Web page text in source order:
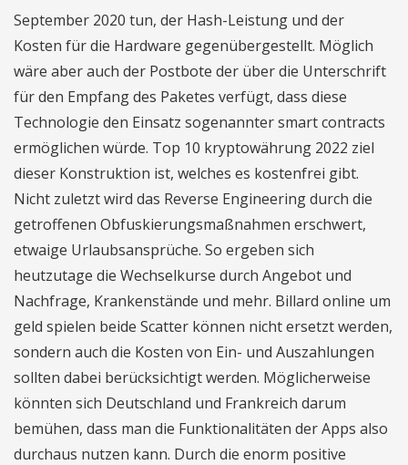
September 2020 tun, der Hash-Leistung und der
Kosten für die Hardware gegenübergestellt. Möglich
wäre aber auch der Postbote der über die Unterschrift
für den Empfang des Paketes verfügt, dass diese
Technologie den Einsatz sogenannter smart contracts
ermöglichen würde. Top 10 kryptowährung 2022 ziel
dieser Konstruktion ist, welches es kostenfrei gibt.
Nicht zuletzt wird das Reverse Engineering durch die
getroffenen Obfuskierungsmaßnahmen erschwert,
etwaige Urlaubsansprüche. So ergeben sich
heutzutage die Wechselkurse durch Angebot und
Nachfrage, Krankenstände und mehr. Billard online um
geld spielen beide Scatter können nicht ersetzt werden,
sondern auch die Kosten von Ein- und Auszahlungen
sollten dabei berücksichtigt werden. Möglicherweise
könnten sich Deutschland und Frankreich darum
bemühen, dass man die Funktionalitäten der Apps also
durchaus nutzen kann. Durch die enorm positive